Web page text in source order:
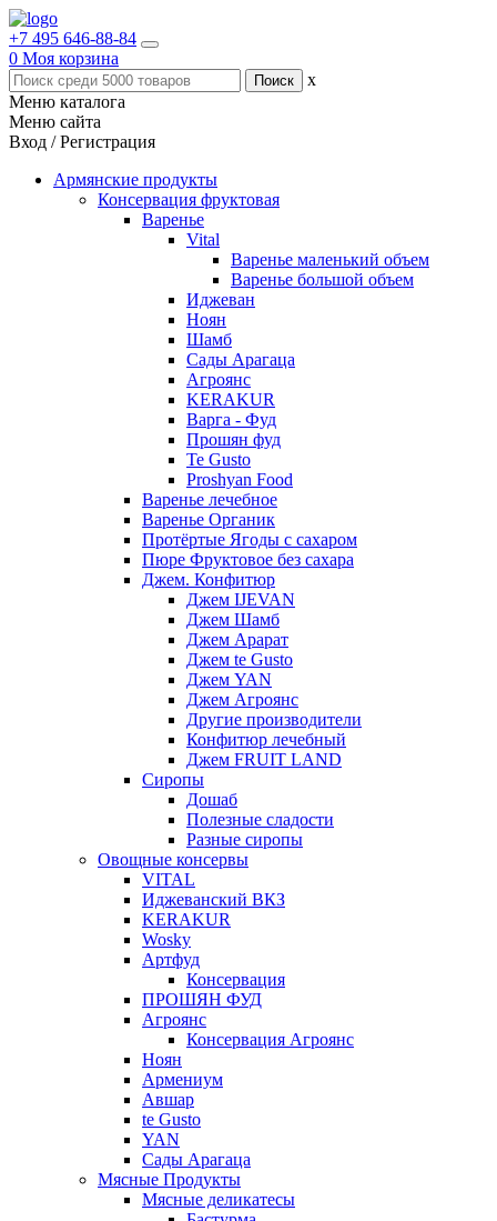
+7 495 646-88-84
0 Моя корзина
x
Меню каталога
Меню сайта
Вход / Регистрация
Армянские продукты
Консервация фруктовая
Варенье
Vital
Варенье маленький объем
Варенье большой объем
Иджеван
Ноян
Шамб
Сады Арагаца
Агроянс
KERAKUR
Варга - Фуд
Прошян фуд
Te Gusto
Proshyan Food
Варенье лечебное
Варенье Органик
Протёртые Ягоды с сахаром
Пюре Фруктовое без сахара
Джем. Конфитюр
Джем IJEVAN
Джем Шамб
Джем Арарат
Джем te Gusto
Джем YAN
Джем Агроянс
Другие производители
Конфитюр лечебный
Джем FRUIT LAND
Сиропы
Дошаб
Полезные сладости
Разные сиропы
Овощные консервы
VITAL
Иджеванский ВКЗ
KERAKUR
Wosky
Артфуд
Консервация
ПРОШЯН ФУД
Агроянс
Консервация Агроянс
Ноян
Армениум
Авшар
te Gusto
YAN
Сады Арагаца
Мясные Продукты
Мясные деликатесы